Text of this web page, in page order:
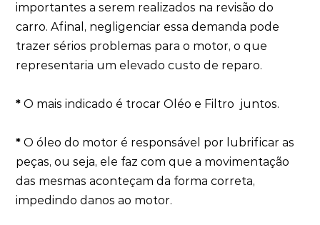
importantes a serem realizados na revisão do
carro. Afinal, negligenciar essa demanda pode
trazer sérios problemas para o motor, o que
representaria um elevado custo de reparo.
* O mais indicado é trocar Oléo e Filtro juntos.
* O óleo do motor é responsável por lubrificar as
peças, ou seja, ele faz com que a movimentação
das mesmas aconteçam da forma correta,
impedindo danos ao motor.